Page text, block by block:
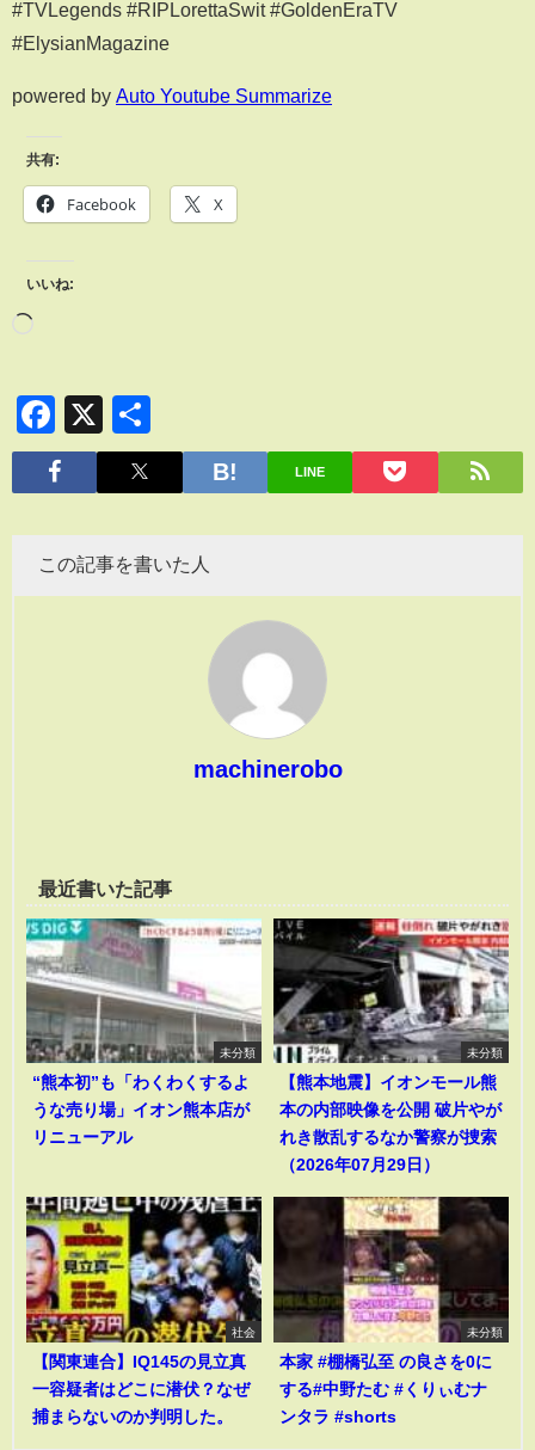
#TVLegends #RIPLorettaSwit #GoldenEraTV
#ElysianMagazine
powered by Auto Youtube Summarize
共有:
Facebook X
いいね:
Facebook
X
有
LINE
この記事を書いた人
machinerobo
最近書いた記事
未分類
“熊本初”も「わくわくするよ
うな売り場」イオン熊本店が
リニューアル
未分類
【熊本地震】イオンモール熊
本の内部映像を公開 破片やが
れき散乱するなか警察が捜索
（2026年07月29日）
社会
【関東連合】IQ145の見立真
一容疑者はどこに潜伏？なぜ
捕まらないのか判明した。
未分類
本家 #棚橋弘至 の良さを0に
する#中野たむ #くりぃむナ
ンタラ #shorts